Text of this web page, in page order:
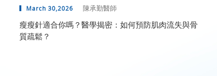
March 30,2026 陳承勤醫師
瘦瘦針適合你嗎？醫學揭密：如何預防肌肉流失與骨
質疏鬆？